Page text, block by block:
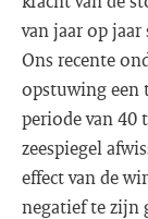
van jaar op
Ons recente
opstuwing een
periode van 40
zeespiegel
effect van de
negatief te zijn